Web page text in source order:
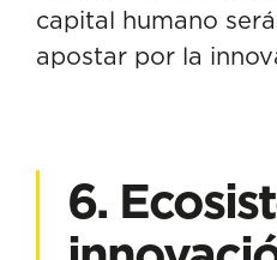
capital humano
apostar por la
6.